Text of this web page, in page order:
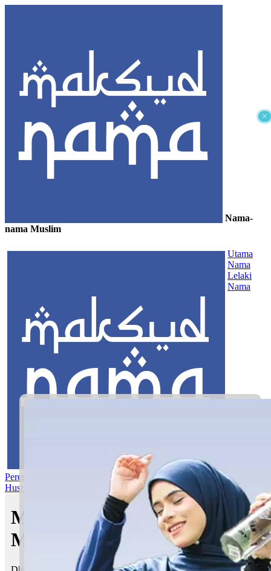
×
Nama-
nama Muslim
Utama
Nama
Lelaki
Nama
Perempuan Nama Gabungan Nama RasulAsma’ul
Husna
Maksud nama Dhia Nuhaa |
Maksud Nama dalam Islam